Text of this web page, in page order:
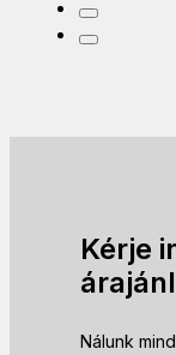
Kérje
Nálunk